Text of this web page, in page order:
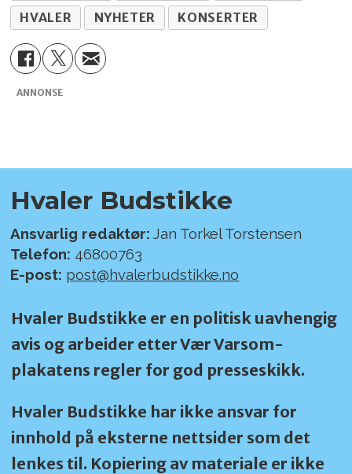
HVALER
NYHETER KONSERTER
ANNONSE
Hvaler Budstikke
Ansvarlig redaktør: Jan Torkel Torstensen
Telefon: 46800763
E-post: post@hvalerbudstikke.no
Hvaler Budstikke er en politisk uavhengig
avis og arbeider etter Vær Varsom-
plakatens regler for god presseskikk.
Hvaler Budstikke har ikke ansvar for
innhold på eksterne nettsider som det
lenkes til. Kopiering av materiale er ikke